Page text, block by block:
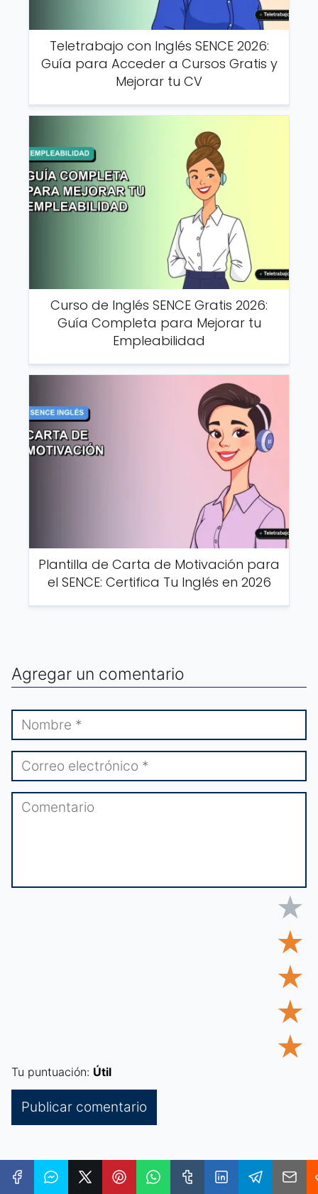
Teletrabajo con Inglés SENCE 2026:
Guía para Acceder a Cursos Gratis y
Mejorar tu CV
Curso de Inglés SENCE Gratis 2026:
Guía Completa para Mejorar tu
Empleabilidad
Plantilla de Carta de Motivación para
el SENCE: Certifica Tu Inglés en 2026
Agregar un comentario
★
★
★
★
★
Tu puntuación: Útil